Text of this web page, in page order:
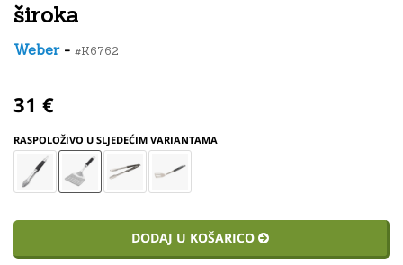
široka
Weber- #K6762
31 €
RASPOLOŽIVO U SLJEDEĆIM VARIANTAMA
DODAJ U KOŠARICO